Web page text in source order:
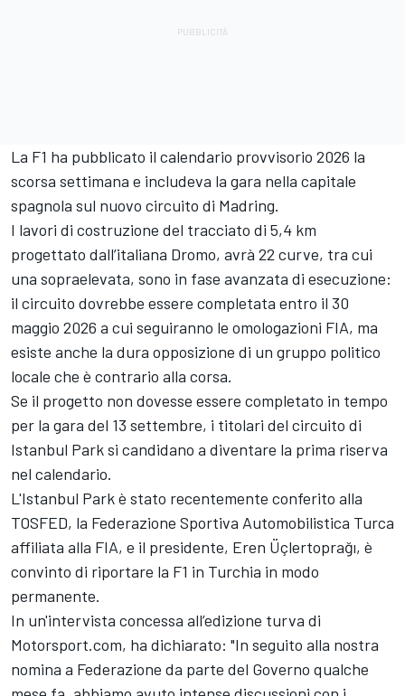
La F1 ha pubblicato il calendario provvisorio 2026 la
scorsa settimana e includeva la gara nella capitale
spagnola sul nuovo circuito di Madring.
I lavori di costruzione del tracciato di 5,4 km
progettato dall’italiana Dromo, avrà 22 curve, tra cui
una sopraelevata, sono in fase avanzata di esecuzione:
il circuito dovrebbe essere completata entro il 30
maggio 2026 a cui seguiranno le omologazioni FIA, ma
esiste anche la dura opposizione di un gruppo politico
locale che è contrario alla corsa.
Se il progetto non dovesse essere completato in tempo
per la gara del 13 settembre, i titolari del circuito di
Istanbul Park si candidano a diventare la prima riserva
nel calendario.
L'Istanbul Park è stato recentemente conferito alla
TOSFED, la Federazione Sportiva Automobilistica Turca
affiliata alla FIA, e il presidente, Eren Üçlertoprağı, è
convinto di riportare la F1 in Turchia in modo
permanente.
In un'intervista concessa all’edizione turva di
Motorsport.com, ha dichiarato: "In seguito alla nostra
nomina a Federazione da parte del Governo qualche